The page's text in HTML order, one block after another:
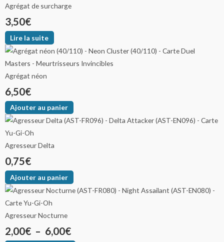
Agrégat de surcharge
3,50€
Lire la suite
Agrégat néon
6,50€
Ajouter au panier
Agresseur Delta
0,75€
Ajouter au panier
Agresseur Nocturne
2,00€ – 6,00€